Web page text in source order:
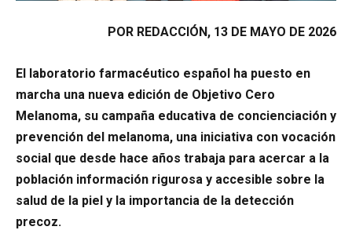
POR REDACCIÓN, 13 DE MAYO DE 2026
El laboratorio farmacéutico español ha puesto en
marcha una nueva edición de Objetivo Cero
Melanoma, su campaña educativa de concienciación y
prevención del melanoma, una iniciativa con vocación
social que desde hace años trabaja para acercar a la
población información rigurosa y accesible sobre la
salud de la piel y la importancia de la detección
precoz.